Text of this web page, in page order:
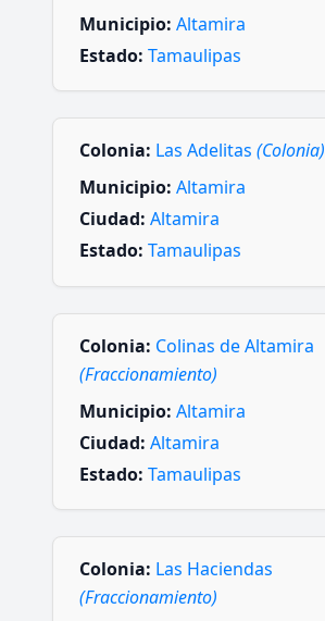
Municipio: Altamira
Estado: Tamaulipas
Colonia: Las Adelitas (Colonia)
Municipio: Altamira
Ciudad: Altamira
Estado: Tamaulipas
Colonia: Colinas de Altamira
(Fraccionamiento)
Municipio: Altamira
Ciudad: Altamira
Estado: Tamaulipas
Colonia: Las Haciendas
(Fraccionamiento)